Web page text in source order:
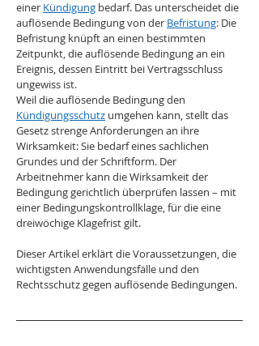
einer Kündigung bedarf. Das unterscheidet die
auflösende Bedingung von der Befristung: Die
Befristung knüpft an einen bestimmten
Zeitpunkt, die auflösende Bedingung an ein
Ereignis, dessen Eintritt bei Vertragsschluss
ungewiss ist.
Weil die auflösende Bedingung den
Kündigungsschutz umgehen kann, stellt das
Gesetz strenge Anforderungen an ihre
Wirksamkeit: Sie bedarf eines sachlichen
Grundes und der Schriftform. Der
Arbeitnehmer kann die Wirksamkeit der
Bedingung gerichtlich überprüfen lassen – mit
einer Bedingungskontrollklage, für die eine
dreiwöchige Klagefrist gilt.
Dieser Artikel erklärt die Voraussetzungen, die
wichtigsten Anwendungsfälle und den
Rechtsschutz gegen auflösende Bedingungen.